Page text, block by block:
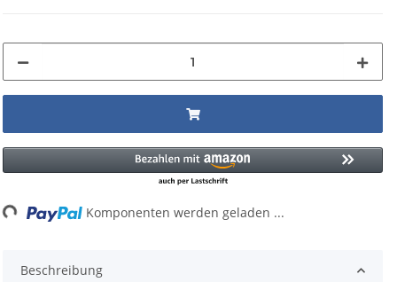
Komponenten werden geladen ...
Beschreibung